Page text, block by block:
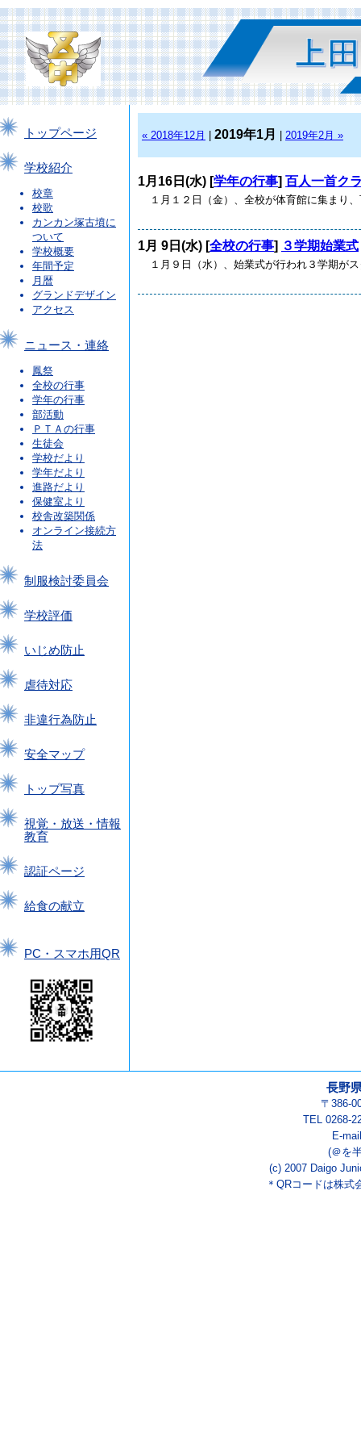
トップページ
学校紹介
校章
校歌
カンカン塚古墳に
ついて
学校概要
年間予定
月暦
グランドデザイン
アクセス
ニュース・連絡
鳳祭
全校の行事
学年の行事
部活動
ＰＴＡの行事
生徒会
学校だより
学年だより
進路だより
保健室より
校舎改築関係
オンライン接続方
法
制服検討委員会
学校評価
いじめ防止
虐待対応
非違行為防止
安全マップ
トップ写真
視覚・放送・情報
教育
認証ページ
給食の献立
PC・スマホ用QR
« 2018年12月 2019年1月 2019年2月 »
1月16日(水) [学年の行事] 百人一首ク
１月１２日（金）、全校が体育館に集まり
1月 9日(水) [全校の行事] ３学期始業式
１月９日（水）、始業式が行われ３学期が
長野
〒386-
TEL 0268-
E-
(＠を
(c) 2007 Daigo
＊QRコードは株式